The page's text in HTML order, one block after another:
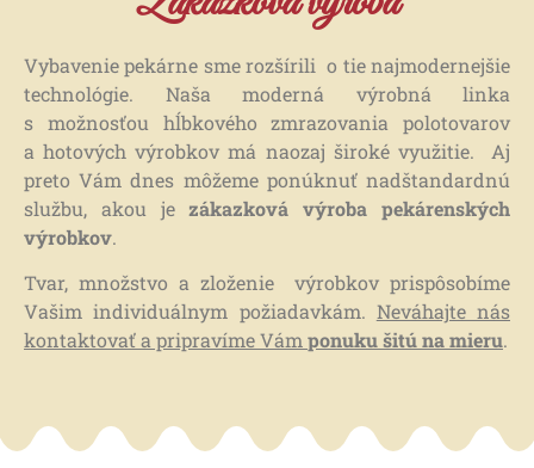
Vybavenie pekárne sme rozšírili o tie najmodernejšie
technológie. Naša moderná výrobná linka
s možnosťou hĺbkového zmrazovania polotovarov
a hotových výrobkov má naozaj široké využitie. Aj
preto Vám dnes môžeme ponúknuť nadštandardnú
službu, akou je zákazková výroba pekárenských
výrobkov.
Tvar, množstvo a zloženie výrobkov prispôsobíme
Vašim individuálnym požiadavkám. Neváhajte nás
kontaktovať a pripravíme Vám ponuku šitú na mieru.